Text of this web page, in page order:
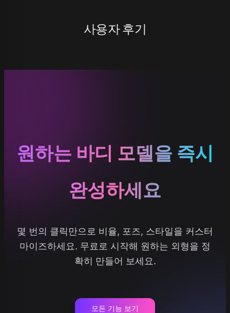
사용자 후기
원하는 바디 모델을 즉시
완성하세요
몇 번의 클릭만으로 비율, 포즈, 스타일을 커스터
마이즈하세요. 무료로 시작해 원하는 외형을 정
확히 만들어 보세요.
모든 기능 보기